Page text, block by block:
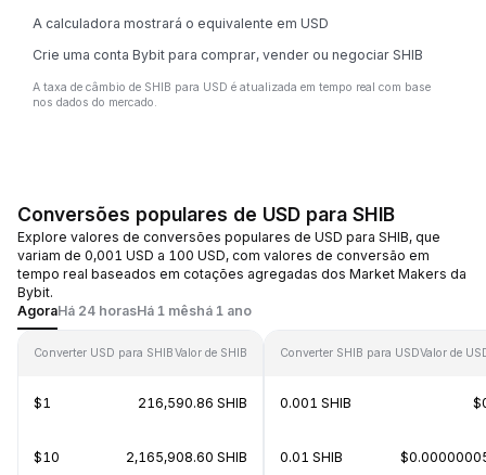
A calculadora mostrará o equivalente em USD
Crie uma conta Bybit para comprar, vender ou negociar SHIB
A taxa de câmbio de SHIB para USD é atualizada em tempo real com base
nos dados do mercado.
Conversões populares de USD para SHIB
Explore valores de conversões populares de USD para SHIB, que
variam de 0,001 USD a 100 USD, com valores de conversão em
tempo real baseados em cotações agregadas dos Market Makers da
Bybit.
AgoraHá 24 horasHá 1 mêshá 1 ano
Converter USD para SHIBValor de SHIB
$1 216,590.86 SHIB
$10 2,165,908.60 SHIB
Converter SHIB para USDValor de
0.001 SHIB
0.01 SHIB